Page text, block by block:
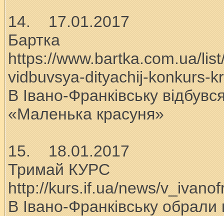
14. 17.01.2017
Бартка
https://www.bartka.com.ua/
vidbuvsya-dityachij-konkurs-
В Івано-Франківську
«Маленька красуня»
15. 18.01.2017
Тримай КУРС
http://kurs.if.ua/news/
В Івано-Франківську